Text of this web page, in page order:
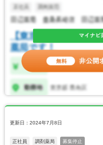
更新日：2024年7月8日
正社員 調剤薬局 募集停止